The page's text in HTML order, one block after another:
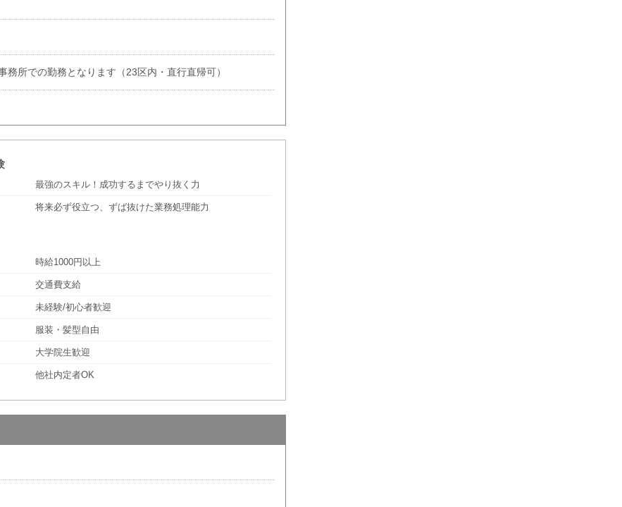
務所での勤務となります（23区内・直行直帰可）
最強のスキル！成功するまでやり抜く力
将来必ず役立つ、ずば抜けた業務処理能力
時給1000円以上
交通費支給
未経験/初心者歓迎
服装・髪型自由
大学院生歓迎
他社内定者OK